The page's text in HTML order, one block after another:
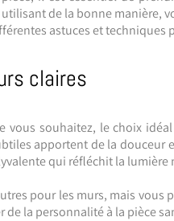
utilisant de la bonne manière,
astuces et techniques
claires
vous souhaitez, le choix
apportent de la douceur
qui réfléchit la
pour les murs, mais
la personnalité à la pièce